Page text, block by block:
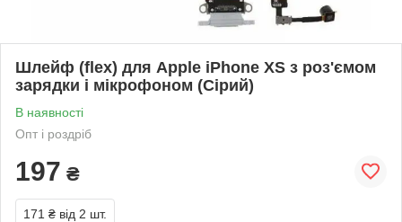
Шлейф (flex) для Apple iPhone XS з роз'ємом
зарядки і мікрофоном (Сірий)
В наявності
Опт і роздріб
197 ₴
171 ₴ від 2 шт.